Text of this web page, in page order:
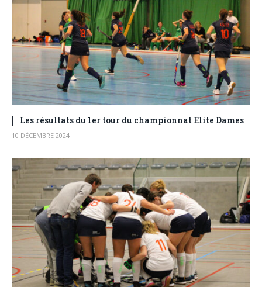
Les résultats du 1er tour du championnat Elite Dames
10 DÉCEMBRE 2024